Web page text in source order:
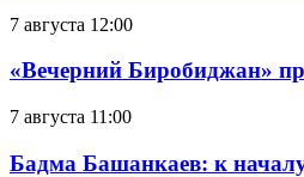
7 августа 12:00
«Вечерний Биробиджан»
7 августа 11:00
Бадма Башанкаев: к